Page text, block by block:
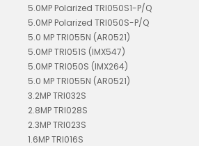
5.0MP Polarized TRI050S1-P/Q
5.0MP Polarized TRI050S-P/Q
5.0 MP TRI055N (AR0521)
5.0MP TRI051S (IMX547)
5.0MP TRI050S (IMX264)
5.0 MP TRI055N (AR0521)
3.2MP TRI032S
2.8MP TRI028S
2.3MP TRI023S
1.6MP TRI016S